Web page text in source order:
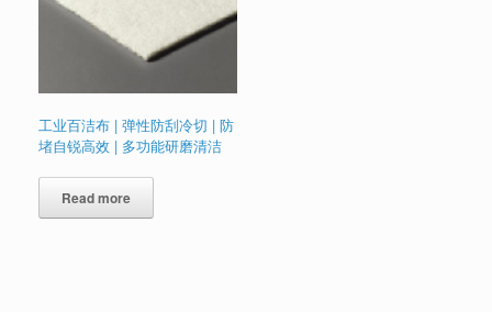
工业百洁布 | 弹性防刮冷切 | 防
堵自锐高效 | 多功能研磨清洁
Read more